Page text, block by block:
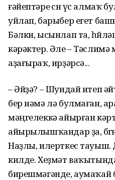
ғәйептәре өсөн үс
уйлап, барыбер егет
Бәлки, ысынлап та,
кәрәктер. Әле –
аҙағыраҡ, ирҙәрсә...
– Әйҙә? – Шундай итеп
бер нәмә лә булмаған,
мәңгелеккә айырған
айырылышҡандар ҙа,
Наҙлы, илерткес тауыш.
килде. Хеҙмәт
бирешмәгәнде,